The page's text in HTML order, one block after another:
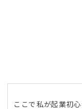
ここで私が起業初